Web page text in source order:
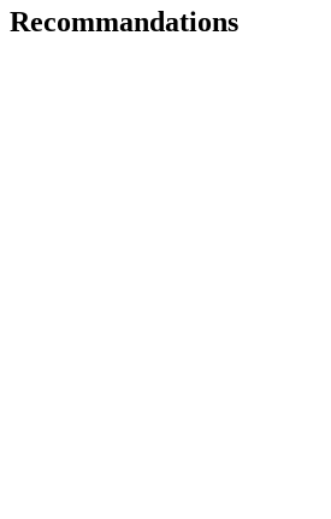
Recommandations